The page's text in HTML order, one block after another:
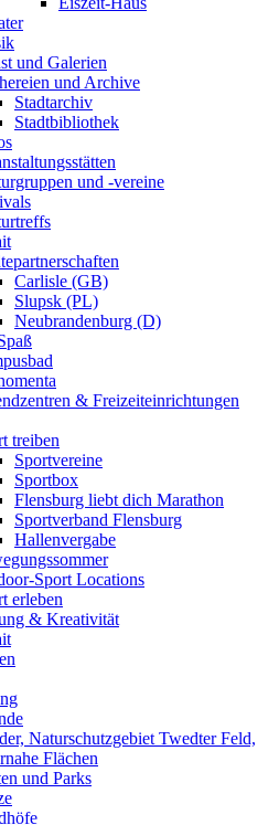
und Galerien
und Archive
Stadtarchiv
Stadtbibliothek
und -vereine
Carlisle (GB)
Slupsk (PL)
Neubrandenburg (D)
& Freizeiteinrichtungen
treiben
Sportvereine
Sportbox
Flensburg liebt dich Marathon
Sportverband Flensburg
Hallenvergabe
Sport Locations
erleben
& Kreativität
Naturschutzgebiet Twedter Feld,
Flächen
und Parks